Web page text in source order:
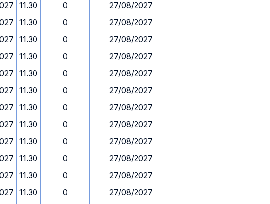
11.30 0
27/08/2027
11.30 0
27/08/2027
11.30 0
27/08/2027
11.30 0
27/08/2027
11.30 0
27/08/2027
11.30 0
27/08/2027
11.30 0
27/08/2027
11.30 0
27/08/2027
11.30 0
27/08/2027
11.30 0
27/08/2027
11.30 0
27/08/2027
11.30 0
27/08/2027